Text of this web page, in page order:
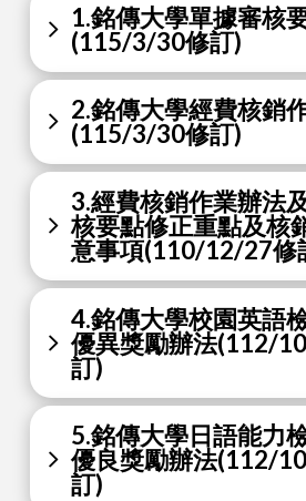
1.銘傳大學單據審核
(115/3/30修訂)
2.銘傳大學經費核銷
(115/3/30修訂)
3.經費核銷作業辦法
核要點修正重點及核
意事項(110/12/27修
4.銘傳大學校園英語
優異獎勵辦法(112/
訂)
5.銘傳大學日語能力
優良獎勵辦法(112/
訂)